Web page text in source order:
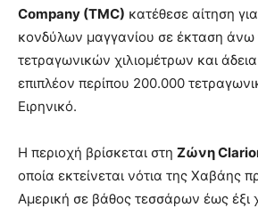
Company (TMC) κατέθεσε αίτηση
κονδύλων μαγγανίου σε έκταση
τετραγωνικών χιλιομέτρων και
επιπλέον περίπου 200.000
Ειρηνικό.
Η περιοχή βρίσκεται στη Ζώνη
οποία εκτείνεται νότια της Χαβάης
Αμερική σε βάθος τεσσάρων έως έξι